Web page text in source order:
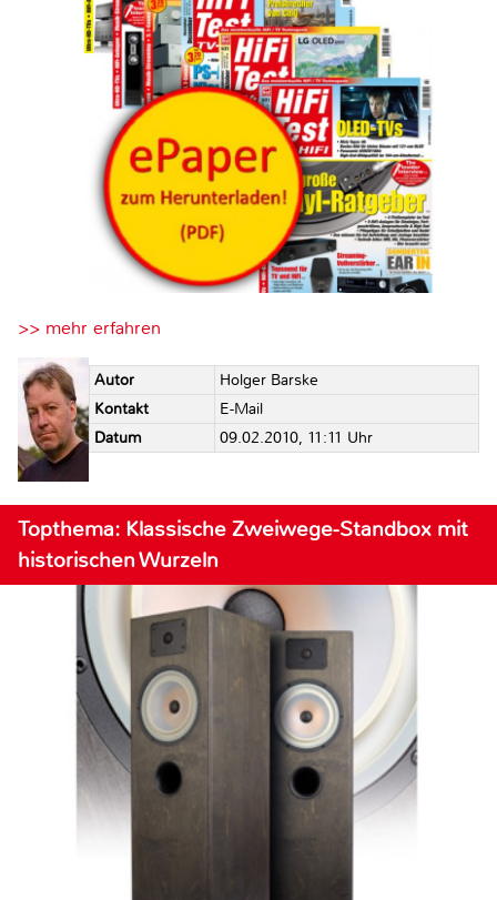
>> mehr erfahren
Autor
Holger Barske
Kontakt
E-Mail
Datum
09.02.2010, 11:11 Uhr
Topthema: Klassische Zweiwege-Standbox mit
historischen Wurzeln